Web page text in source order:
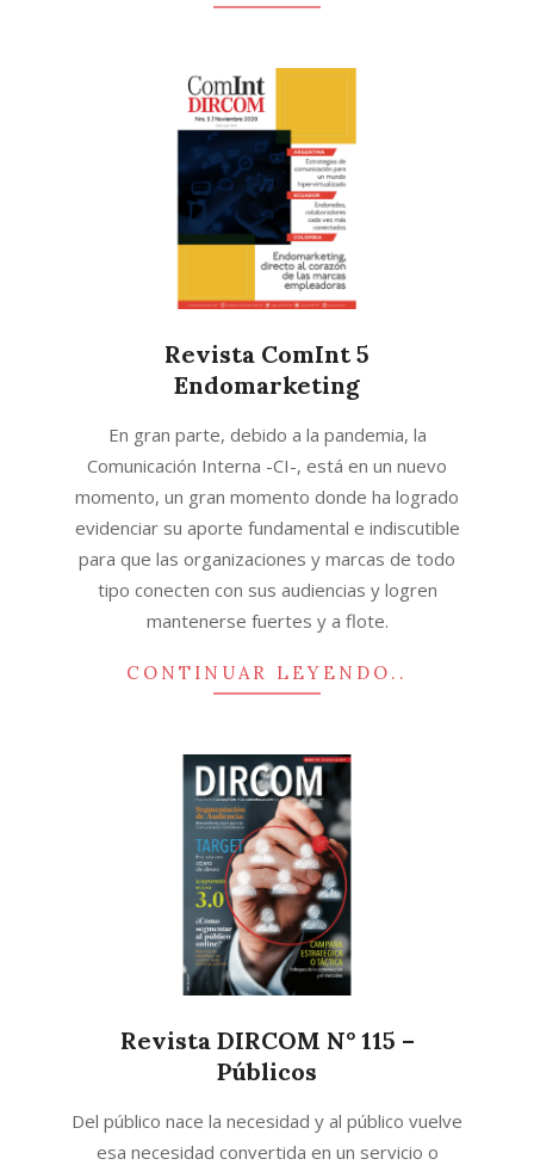
Revista ComInt 5
Endomarketing
16
En gran parte, debido a la pandemia, la
Comunicación Interna -CI-, está en un nuevo
momento, un gran momento donde ha logrado
evidenciar su aporte fundamental e indiscutible
para que las organizaciones y marcas de todo
tipo conecten con sus audiencias y logren
mantenerse fuertes y a flote.
CONTINUAR LEYENDO..
Revista DIRCOM N° 115 –
Públicos
12-
Del público nace la necesidad y al público vuelve
esa necesidad convertida en un servicio o